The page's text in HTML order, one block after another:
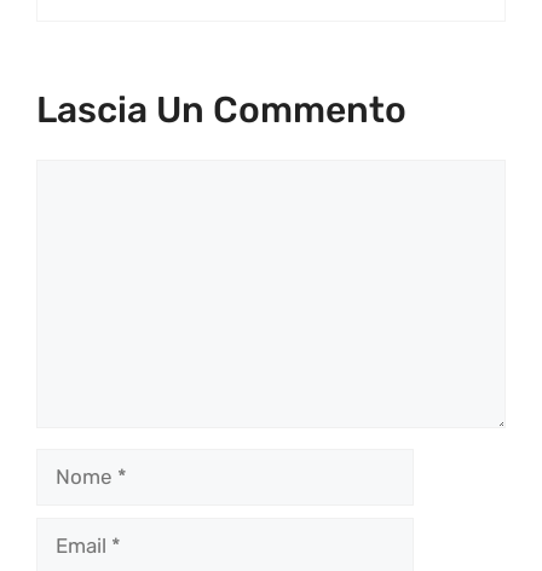
Lascia Un Commento